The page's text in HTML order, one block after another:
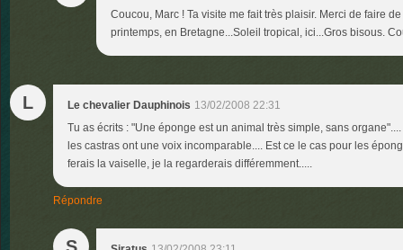
Coucou, Marc ! Ta visite me fait très plaisir. Merci de faire
printemps, en Bretagne...Soleil tropical, ici...Gros bisous.
L Le chevalier Dauphinois 13/02/2008 22:31
Tu as écrits : "Une éponge est un animal très simple, sans
les castras ont une voix incomparable.... Est ce le cas pour les
ferais la vaiselle, je la regarderais différemment.....
Répondre